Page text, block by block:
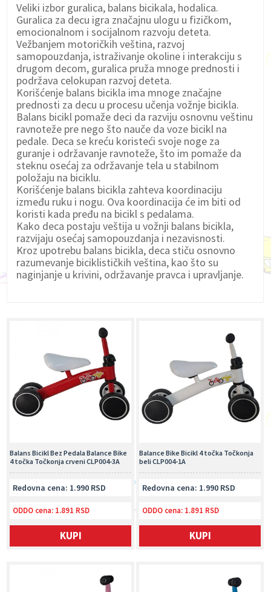
Veliki izbor guralica, balans bicikala, hodalica.
Guralica za decu igra značajnu ulogu u fizičkom,
emocionalnom i socijalnom razvoju deteta.
Vežbanjem motoričkih veština, razvoj
samopouzdanja, istraživanje okoline i interakciju s
drugom decom, guralica pruža mnoge prednosti i
podržava celokupan razvoj deteta.
Korišćenje balans bicikla ima mnoge značajne
prednosti za decu u procesu učenja vožnje bicikla.
Balans bicikl pomaže deci da razviju osnovnu veštinu
ravnoteže pre nego što nauče da voze bicikl na
pedale. Deca se kreću koristeći svoje noge za
guranje i održavanje ravnoteže, što im pomaže da
steknu osećaj za održavanje tela u stabilnom
položaju na biciklu.
Korišćenje balans bicikla zahteva koordinaciju
između ruku i nogu. Ova koordinacija će im biti od
koristi kada pređu na bicikl s pedalama.
Kako deca postaju veštija u vožnji balans bicikla,
razvijaju osećaj samopouzdanja i nezavisnosti.
Kroz upotrebu balans bicikla, deca stiču osnovno
razumevanje biciklističkih veština, kao što su
naginjanje u krivini, održavanje pravca i upravljanje.
Balance Bike Bicikl 4 točka Točkonja
beli CLP004-1A
Redovna cena: 1.990 RSD
ODDO cena: 1.891 RSD
KUPI
Balans Bicikl Bez Pedala Balance Bike
4 točka Točkonja crveni CLP004-3A
Redovna cena: 1.990 RSD
ODDO cena: 1.891 RSD
KUPI